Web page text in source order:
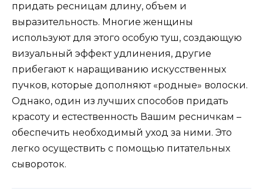
придать ресницам длину, объем и
выразительность. Многие женщины
используют для этого особую туш, создающую
визуальный эффект удлинения, другие
прибегают к наращиванию искусственных
пучков, которые дополняют «родные» волоски.
Однако, один из лучших способов придать
красоту и естественность Вашим ресничкам –
обеспечить необходимый уход за ними. Это
легко осуществить с помощью питательных
сывороток.